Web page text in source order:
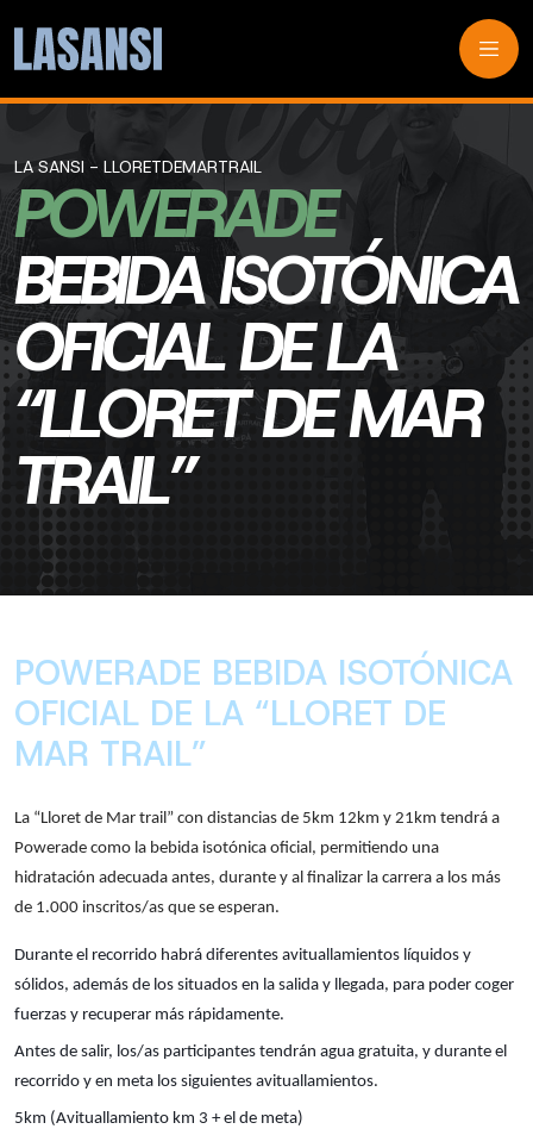
LA SANSI - LLORETDEMARTRAIL
POWERADE
BEBIDA ISOTÓNICA
OFICIAL DE LA
“LLORET DE MAR
TRAIL”
POWERADE BEBIDA ISOTÓNICA
OFICIAL DE LA “LLORET DE
MAR TRAIL”
La “Lloret de Mar trail” con distancias de 5km 12km y 21km tendrá a
Powerade como la bebida isotónica oficial, permitiendo una
hidratación adecuada antes, durante y al finalizar la carrera a los más
de 1.000 inscritos/as que se esperan.
Durante el recorrido habrá diferentes avituallamientos líquidos y
sólidos, además de los situados en la salida y llegada, para poder coger
fuerzas y recuperar más rápidamente.
Antes de salir, los/as participantes tendrán agua gratuita, y durante el
recorrido y en meta los siguientes avituallamientos.
5km (Avituallamiento km 3 + el de meta)